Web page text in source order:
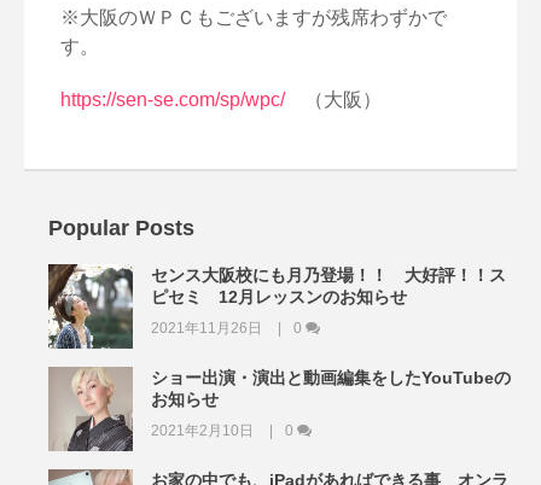
※大阪のＷＰＣもございますが残席わずかで
す。
https://sen-se.com/sp/wpc/（大阪）
Popular Posts
センス大阪校にも月乃登場！！ 大好評！！ス
ピセミ 12月レッスンのお知らせ
2021年11月26日 0
ショー出演・演出と動画編集をしたYouTubeの
お知らせ
2021年2月10日 0
お家の中でも、iPadがあればできる事 オンラ